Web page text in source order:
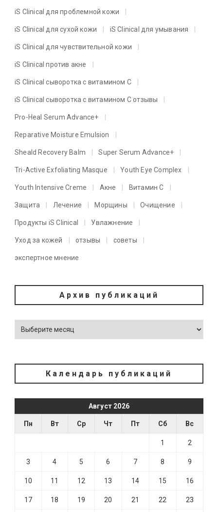
iS Clinical для проблемной кожи
iS Clinical для сухой кожи iS Clinical для умывания
iS Clinical для чувствительной кожи
iS Clinical против акне
iS Clinical сыворотка с витамином C
iS Clinical сыворотка с витамином C отзывы
Pro-Heal Serum Advance+
Reparative Moisture Emulsion
Sheald Recovery Balm Super Serum Advance+
Tri-Active Exfoliating Masque Youth Eye Complex
Youth Intensive Creme Акне Витамин C
Защита Лечение Морщины Очищение
Продукты iS Clinical Увлажнение
Уход за кожей отзывы советы
экспертное мнение
Архив публикаций
Календарь публикаций
Август 2026
Пн Вт Ср Чт Пт Сб Вс
1 2
3 4 5 6 7 8 9
10 11 12 13 14 15 16
17 18 19 20 21 22 23